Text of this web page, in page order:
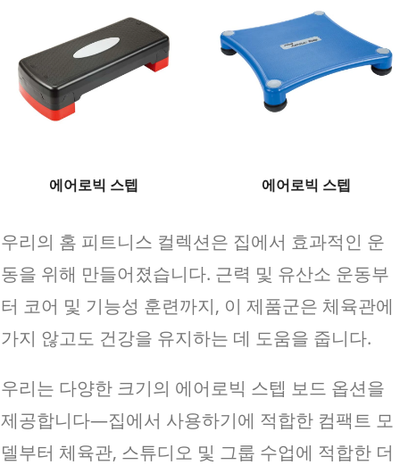
에어로빅 스텝 에어로빅 스텝
우리의 홈 피트니스 컬렉션은 집에서 효과적인 운
동을 위해 만들어졌습니다. 근력 및 유산소 운동부
터 코어 및 기능성 훈련까지, 이 제품군은 체육관에
가지 않고도 건강을 유지하는 데 도움을 줍니다.
우리는 다양한 크기의 에어로빅 스텝 보드 옵션을
제공합니다—집에서 사용하기에 적합한 컴팩트 모
델부터 체육관, 스튜디오 및 그룹 수업에 적합한 더